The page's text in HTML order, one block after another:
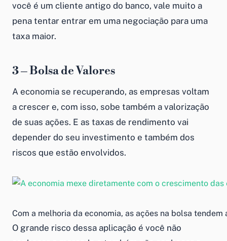
você é um cliente antigo do banco, vale muito a
pena tentar entrar em uma negociação para uma
taxa maior.
3 – Bolsa de Valores
A economia se recuperando, as empresas voltam
a crescer e, com isso, sobe também a valorização
de suas ações. E as taxas de rendimento vai
depender do seu investimento e também dos
riscos que estão envolvidos.
Com a melhoria da economia, as ações na bolsa tendem
O grande risco dessa aplicação é você não